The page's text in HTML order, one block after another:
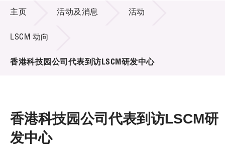
技术商品化
项目及资助计划
新闻中心
活动及消息
主页 活动及消息 活动
LSCM 动向
香港科技园公司代表到访LSCM研发中心
香港科技园公司代表到访LSCM研
发中心